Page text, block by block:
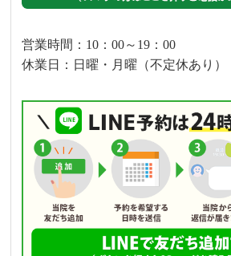
営業時間：10：00～19：00
休業日：日曜・月曜（不定休あり）